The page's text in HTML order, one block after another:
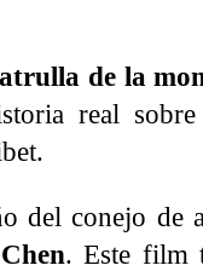
de la
real
del conejo de
. Este film